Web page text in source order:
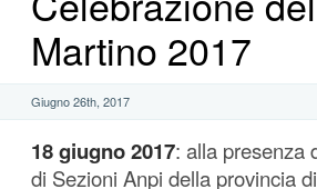
Martino 2017
Giugno 26th, 2017
18 giugno 2017: alla presenza
di Sezioni Anpi della provincia